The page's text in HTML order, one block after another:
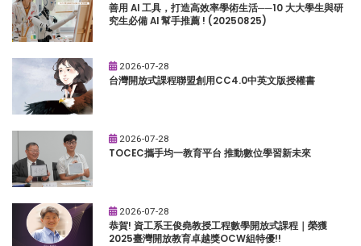
善用 AI 工具，打造高效率學術生活──10 大大學生與研
究生必備 AI 幫手推薦 ! (20250825)
2026-07-28
台灣開放式課程聯盟創用CC4.0中英文版授權書
2026-07-28
TOCEC攜手均一教育平台 推動數位學習新未來
2026-07-28
恭賀! 資工系王俊堯教授工程數學開放式課程｜榮獲
2025臺灣開放教育卓越獎OCW組特優!!